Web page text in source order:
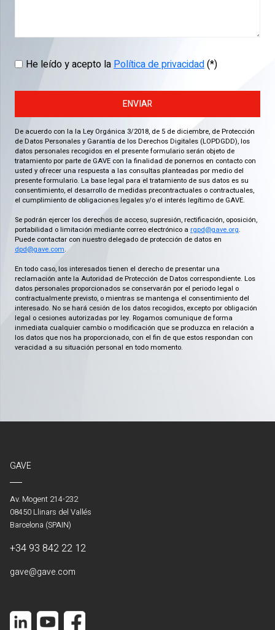
He leído y acepto laPolítica de privacidad(*)
ENVIAR
De acuerdo con la la Ley Orgánica 3/2018, de 5 de diciembre, de Protección
de Datos Personales y Garantía de los Derechos Digitales (LOPDGDD), los
datos personales recogidos en el presente formulario serán objeto de
tratamiento por parte de GAVE con la finalidad de ponernos en contacto con
usted y ofrecer una respuesta a las consultas planteadas por medio del
presente formulario. La base legal para el tratamiento de sus datos es su
consentimiento, el desarrollo de medidas precontractuales o contractuales,
el cumplimiento de obligaciones legales y/o el interés legítimo de GAVE.
Se podrán ejercer los derechos de acceso, supresión, rectificación, oposición,
portabilidad o limitación mediante correo electrónico a rgpd@gave.org.
Puede contactar con nuestro delegado de protección de datos en
dpd@gave.com.
En todo caso, los interesados tienen el derecho de presentar una
reclamación ante la Autoridad de Protección de Datos correspondiente. Los
datos personales proporcionados se conservarán por el periodo legal o
contractualmente previsto, o mientras se mantenga el consentimiento del
interesado. No se hará cesión de los datos recogidos, excepto por obligación
legal o cesiones autorizadas por ley. Rogamos comunique de forma
inmediata cualquier cambio o modificación que se produzca en relación a
los datos que nos ha proporcionado, con el fin de que estos respondan con
veracidad a su situación personal en todo momento.
GAVE
Av. Mogent 214-232
08450 Llinars del Vallés
Barcelona (SPAIN)
+34 93 842 22 12
gave@gave.com